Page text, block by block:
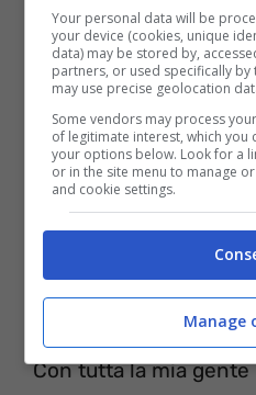
E non potrebbe
loro
Cantiamo fino alla
Ed è tutto stonato
Dovrei ridere, ma c’è
E me ne rendo conto
Stiamo ballando sui
Finché non sto da
Con tutta la mia gente
Your personal data will be
your device (cookies, unique
data) may be stored by,
partners, or used specifically
may use precise geolocation
Some vendors may process
of legitimate interest, which you
your options below. Look for a
or in the site menu to manage
and cookie settings.
Manage